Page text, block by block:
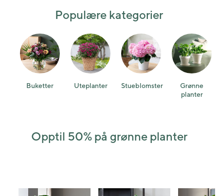
Populære kategorier
Buketter Uteplanter Stueblomster
Grønne
planter
Opptil 50% på grønne planter